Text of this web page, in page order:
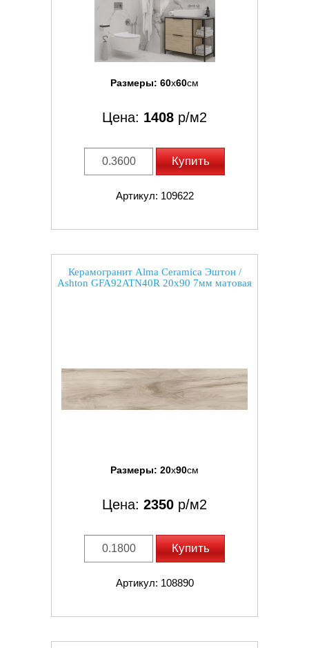
Размеры: 60x60см
Цена: 1408 р/м2
Купить
Артикул: 109622
Керамогранит Alma Ceramica Эштон /
Ashton GFA92ATN40R 20x90 7мм матовая
Размеры: 20x90см
Цена: 2350 р/м2
Купить
Артикул: 108890